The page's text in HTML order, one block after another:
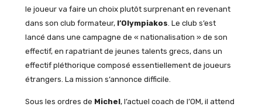
le joueur va faire un choix plutôt surprenant en revenant
dans son club formateur, l’Olympiakos. Le club s’est
lancé dans une campagne de « nationalisation » de son
effectif, en rapatriant de jeunes talents grecs, dans un
effectif pléthorique composé essentiellement de joueurs
étrangers. La mission s’annonce difficile.
Sous les ordres de Michel, l’actuel coach de l’OM, il attend